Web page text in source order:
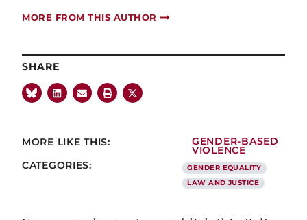
MORE FROM THIS AUTHOR
SHARE
MORE LIKE THIS:
GENDER-BASED
VIOLENCE
CATEGORIES:
GENDER EQUALITY
LAW AND JUSTICE